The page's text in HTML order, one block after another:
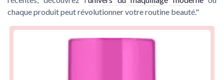
chaque produit peut révolutionner votre routine beauté."